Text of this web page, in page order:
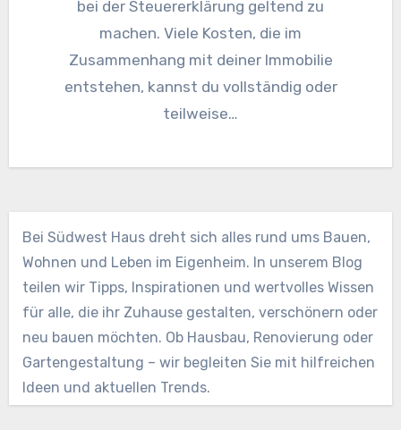
bei der Steuererklärung geltend zu
machen. Viele Kosten, die im
Zusammenhang mit deiner Immobilie
entstehen, kannst du vollständig oder
teilweise…
Bei Südwest Haus dreht sich alles rund ums Bauen,
Wohnen und Leben im Eigenheim. In unserem Blog
teilen wir Tipps, Inspirationen und wertvolles Wissen
für alle, die ihr Zuhause gestalten, verschönern oder
neu bauen möchten. Ob Hausbau, Renovierung oder
Gartengestaltung – wir begleiten Sie mit hilfreichen
Ideen und aktuellen Trends.